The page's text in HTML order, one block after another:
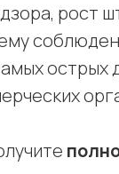
рост
острых